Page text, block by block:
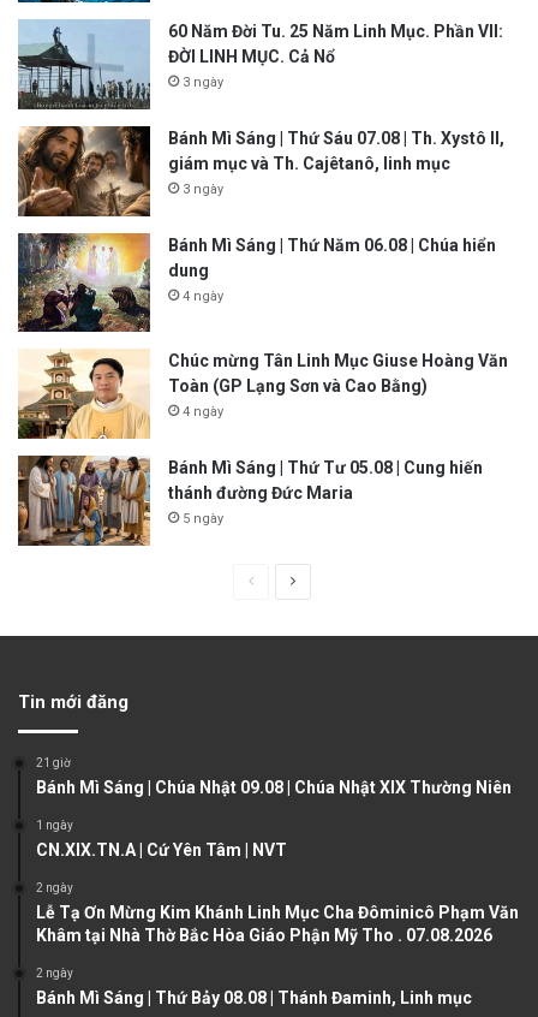
60 Năm Đời Tu. 25 Năm Linh Mục. Phần VII:
ĐỜI LINH MỤC. Cả Nổ
3 ngày
Bánh Mì Sáng | Thứ Sáu 07.08 | Th. Xystô II,
giám mục và Th. Cajêtanô, linh mục
3 ngày
Bánh Mì Sáng | Thứ Năm 06.08 | Chúa hiển
dung
4 ngày
Chúc mừng Tân Linh Mục Giuse Hoàng Văn
Toàn (GP Lạng Sơn và Cao Bằng)
4 ngày
Bánh Mì Sáng | Thứ Tư 05.08 | Cung hiến
thánh đường Đức Maria
5 ngày
u
p
g
g
Tin mới đăng
21 giờ
Bánh Mì Sáng | Chúa Nhật 09.08 | Chúa Nhật XIX Thường Niên
1 ngày
CN.XIX.TN.A | Cứ Yên Tâm | NVT
2 ngày
Lễ Tạ Ơn Mừng Kim Khánh Linh Mục Cha Đôminicô Phạm Văn
Khâm tại Nhà Thờ Bắc Hòa Giáo Phận Mỹ Tho . 07.08.2026
2 ngày
Bánh Mì Sáng | Thứ Bảy 08.08 | Thánh Đaminh, Linh mục